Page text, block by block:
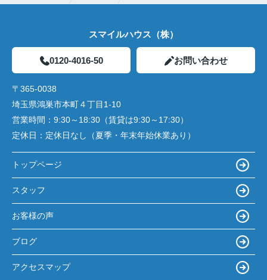
スマイルハウス（株）
0120-4016-50 お問い合わせ
〒365-0038
埼玉県鴻巣市本町４丁目1-10
営業時間： 9:30～18:30（賃貸は9:30～17:30）
定休日： 定休日なし（夏季・年末年始休業あり）
トップページ
スタッフ
お客様の声
ブログ
アクセスマップ